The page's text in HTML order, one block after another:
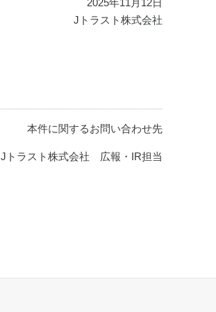
2025年11月12日
Jトラスト株式会社
本件に関するお問い合わせ先
Jトラスト株式会社 広報・IR担当